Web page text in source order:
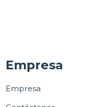
Empresa
Empresa